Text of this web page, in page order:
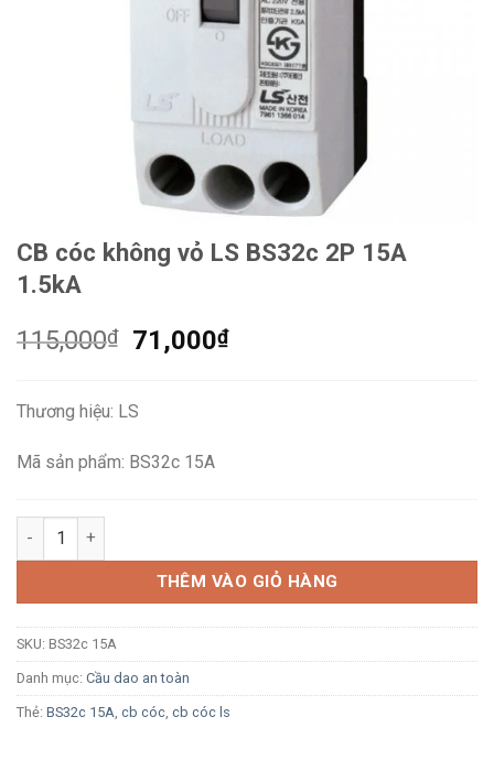
CB cóc không vỏ LS BS32c 2P 15A
1.5kA
115,000₫
Giá
115,000₫.
71,000₫Giá
Thương hiệu: LS
Mã sản phẩm: BS32c 15A
CB cóc không vỏ LS BS32c 2P 15A 1.5kA số lượng
THÊM VÀO GIỎ HÀNG
SKU: BS32c 15A
Danh mục: Cầu dao an toàn
Thẻ: BS32c 15A cb cóc cb cóc ls